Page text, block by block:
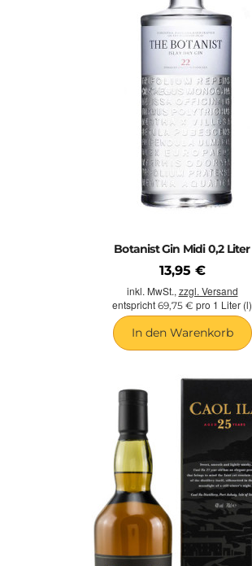
Botanist Gin Midi 0,2 Liter
13,95 €
inkl. MwSt., zzgl. Versand
entspricht 69,75 € pro 1 Liter (l)
In den Warenkorb